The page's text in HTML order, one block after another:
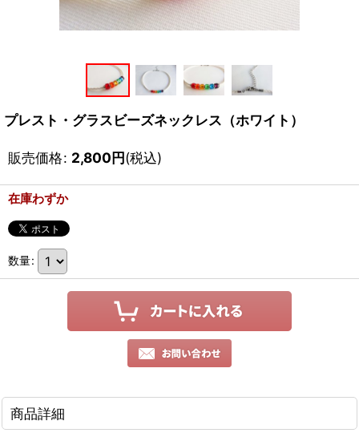
プレスト・グラスビーズネックレス（ホワイト）
販売価格: 2,800円(税込)
在庫わずか
数量:
商品詳細